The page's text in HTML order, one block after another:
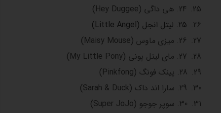
24. هی داگی (Hey Duggee)
25. لیتل انجل (Little Angel)
26. میزی ماوس (Maisy Mouse)
27. مای لیتل پونی (My Little Pony)
28. پینک فونگ (Pinkfong)
29. سارا اند داک (Sarah & Duck)
30. سوپر جوجو (Super JoJo)